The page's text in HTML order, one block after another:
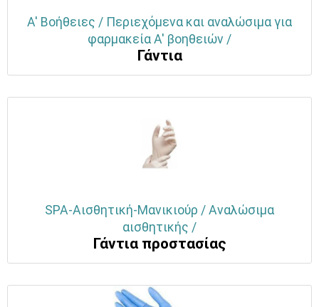
Α' Βοήθειες / Περιεχόμενα και αναλώσιμα για
φαρμακεία Α' βοηθειών /
Γάντια
SPA-Αισθητική-Μανικιούρ / Αναλώσιμα
αισθητικής /
Γάντια προστασίας